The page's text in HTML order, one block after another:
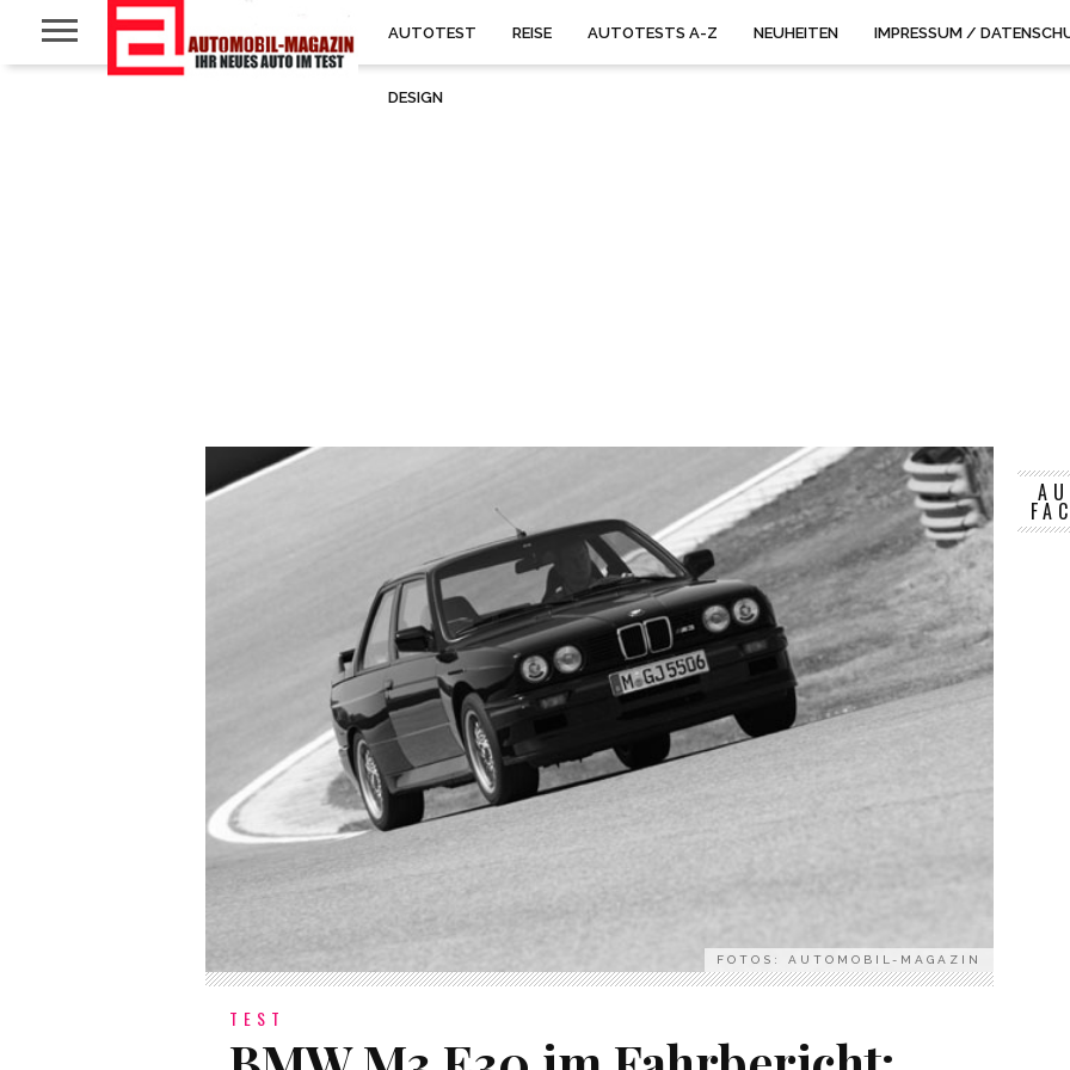
AUTOTEST REISE AUTOTESTS A-Z NEUHEITEN IMPRESSUM /
DESIGN
FOTOS: AUTOMOBIL-MAGAZIN
TEST